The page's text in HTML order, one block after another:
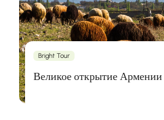
Bright Tour
Великое открытие Армении